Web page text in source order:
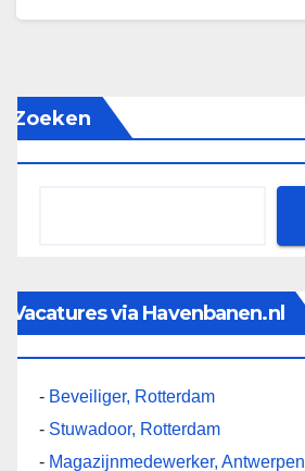
Zoeken
Vacatures via Havenbanen.nl
- Beveiliger, Rotterdam
- Stuwadoor, Rotterdam
- Magazijnmedewerker, Antwerpen